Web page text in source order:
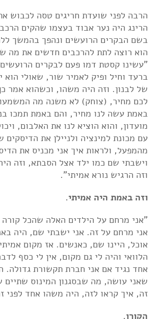
הרבה לפני שועדת חריגים טסה לכבוש
הרינג היה נער אבוד בעצמו שהקים
בשם הבקרים הרועשים ונהפך בהמשך
הוא רוצה לתת להרכבים חדשים את מה
"עשינו קסטת דמו פעם לבקרים
ברעד וחיל ופיק לאמיר שור, שאולי הוא
של לבנון. וזה היה משהו, וכשהוא אמר
לכם מחיר, (צוחק) לא משנה מה
באמת עשה לנו מחיר, והם באמת תמכו
מועדון, והוא הוציא לנו את האלבום,
עם מכונת למינציה ולניילן את הדיסקים
מהמפעל, ולראות איך אני מכניס את
וישבתי שם כמו ילד אצל הסבתא, וזה
וזה הרגיש נורא אמיתי".
וזה באמת היה אמיתי.
"אני מרחם על הילדים האלה שהכל קורה
אני מרחם על זה. אני ישבתי שם, היה
אוכל, היינו שם, כאנשים. אז מקום
הלוואי והיה לי גם מקום, אין לי כסף
אחד נגיד אם אני חברת תקשורת גדולה.
שאני עושה, מה שבסגנון המינוס שתיים
זה, איך קראו לזה, היה משהו אחד לפני
הקורו.